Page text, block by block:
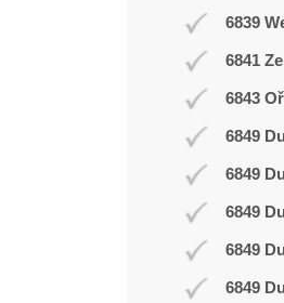
6839
6841
6843
6849
6849
6849
6849
6849